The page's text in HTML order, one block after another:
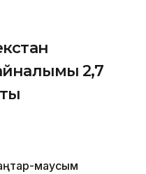
2,7
маусым